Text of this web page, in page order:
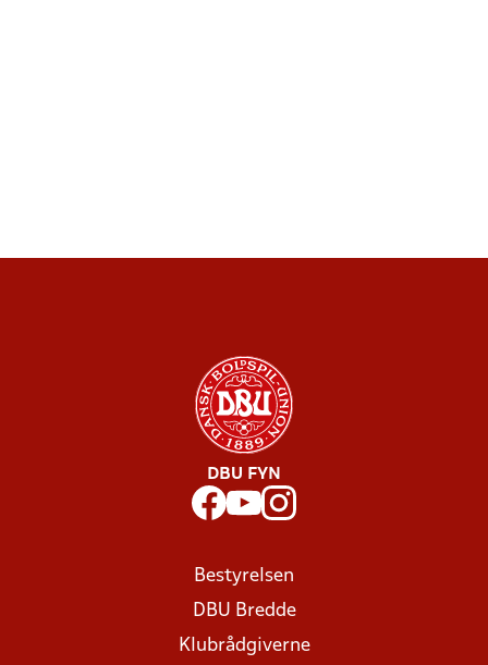
DBU FYN
Bestyrelsen
DBU Bredde
Klubrådgiverne